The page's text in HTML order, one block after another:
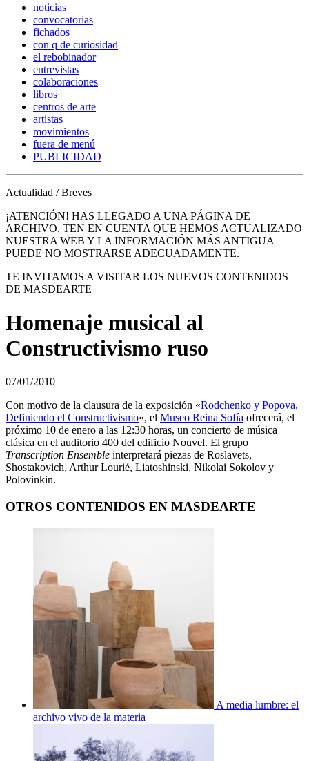
noticias
convocatorias
fichados
con q de curiosidad
el rebobinador
entrevistas
colaboraciones
libros
centros de arte
artistas
movimientos
fuera de menú
PUBLICIDAD
Actualidad / Breves
¡ATENCIÓN! HAS LLEGADO A UNA PÁGINA DE
ARCHIVO. TEN EN CUENTA QUE HEMOS ACTUALIZADO
NUESTRA WEB Y LA INFORMACIÓN MÁS ANTIGUA
PUEDE NO MOSTRARSE ADECUADAMENTE.
TE INVITAMOS A VISITAR LOS NUEVOS CONTENIDOS
DE MASDEARTE
Homenaje musical al
Constructivismo ruso
07/01/2010
Con motivo de la clausura de la exposición «Rodchenko y Popova,
Definiendo el Constructivismo«, el Museo Reina Sofía ofrecerá, el
próximo 10 de enero a las 12:30 horas, un concierto de música
clásica en el auditorio 400 del edificio Nouvel. El grupo
Transcription Ensemble interpretará piezas de Roslavets,
Shostakovich, Arthur Lourié, Liatoshinski, Nikolai Sokolov y
Polovinkin.
OTROS CONTENIDOS EN MASDEARTE
A media lumbre: el
archivo vivo de la materia